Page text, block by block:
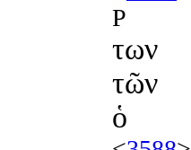
P
των
τῶν
ὁ